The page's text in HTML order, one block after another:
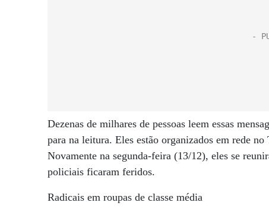
Dezenas de milhares de pessoas leem essas
para na leitura. Eles estão organizados em rede
Novamente na segunda-feira (13/12), eles se
policiais ficaram feridos.
Radicais em roupas de classe média